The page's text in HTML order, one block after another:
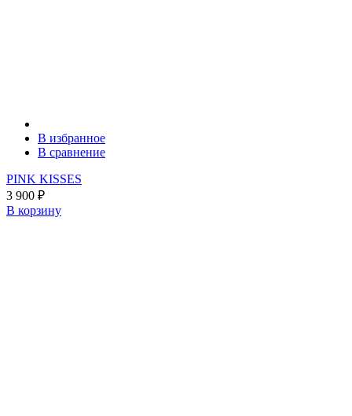
В избранное
В сравнение
PINK KISSES
3 900 ₽
В корзину